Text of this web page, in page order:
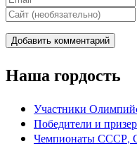
Наша гордость
Участники
Победители и
Чемпионаты СССР,